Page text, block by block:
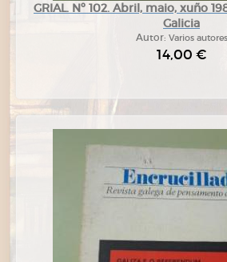
GRIAL. Nº 102. Abril, maio, xuño
Galicia
Autor: Varios autores
14,00 €